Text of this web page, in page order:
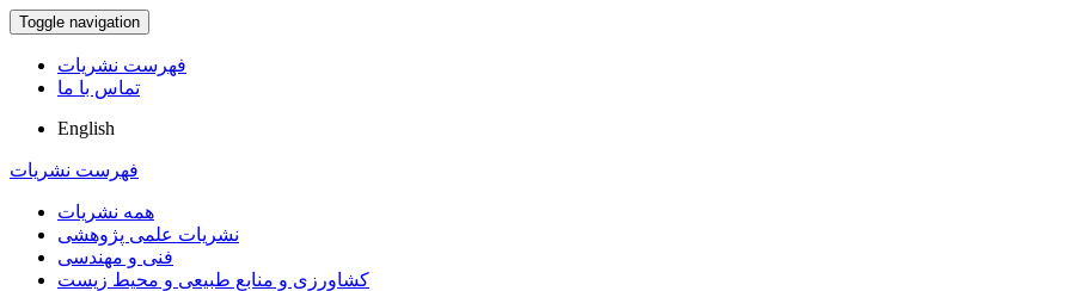
Toggle navigation
فهرست نشریات
تماس با ما
English
فهرست نشریات
همه نشریات
نشریات علمی پژوهشی
فنی و مهندسی
کشاورزی و منابع طبیعی و محیط زیست